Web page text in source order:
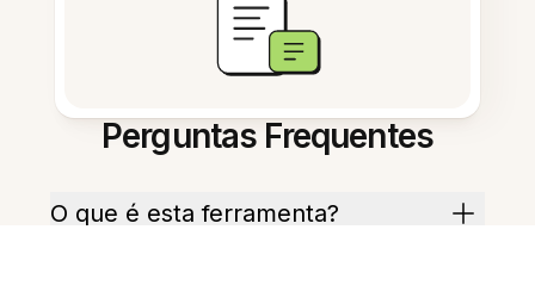
Perguntas Frequentes
O que é esta ferramenta?